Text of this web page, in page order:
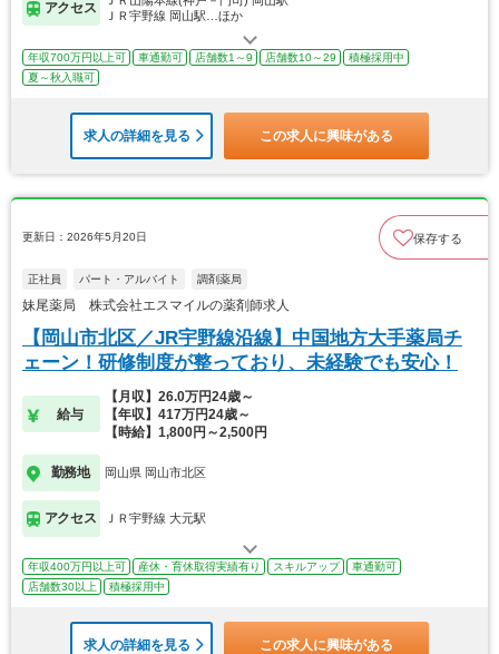
アクセス
ＪＲ宇野線 岡山駅…ほか
年収700万円以上可 車通勤可 店舗数1～9 店舗数10～29
積極採用中
夏～秋入職可
求人の詳細を見る この求人に興味がある
更新日：2026年5月20日 保存する
正社員 パート・アルバイト 調剤薬局
妹尾薬局 株式会社エスマイルの薬剤師求人
【岡山市北区／JR宇野線沿線】中国地方大手薬局チ
ェーン！研修制度が整っており、未経験でも安心！
給与
【月収】26.0万円24歳～
【年収】417万円24歳～
【時給】1,800円～2,500円
勤務地 岡山県 岡山市北区
アクセス ＪＲ宇野線 大元駅
年収400万円以上可 産休・育休取得実績有り スキルアップ
車通勤可
店舗数30以上
積極採用中
求人の詳細を見る この求人に興味がある